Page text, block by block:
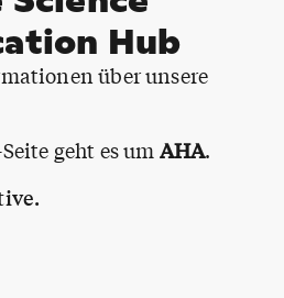
Hub
über unsere
geht es um AHA.